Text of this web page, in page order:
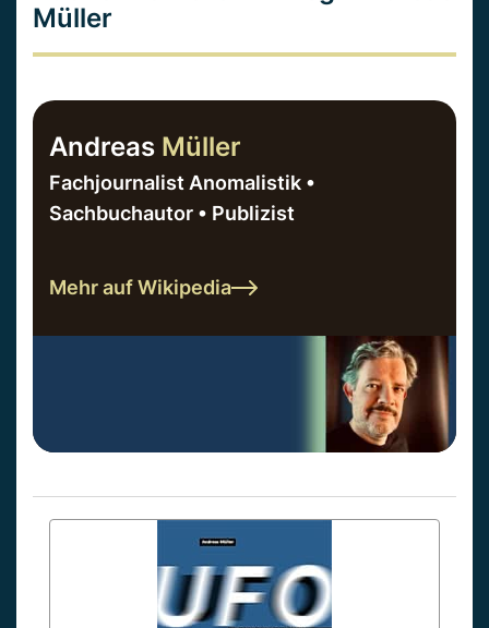
Müller
Andreas Müller
Fachjournalist Anomalistik •
Sachbuchautor • Publizist
Mehr auf Wikipedia